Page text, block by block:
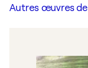
Autres œuvres de